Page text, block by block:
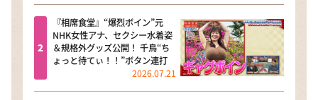
『相席食堂』“爆烈ボイン”元
NHK女性アナ、セクシー水着姿
＆規格外グッズ公開！ 千鳥“ち
ょっと待てぃ！！”ボタン連打
2026.07.21